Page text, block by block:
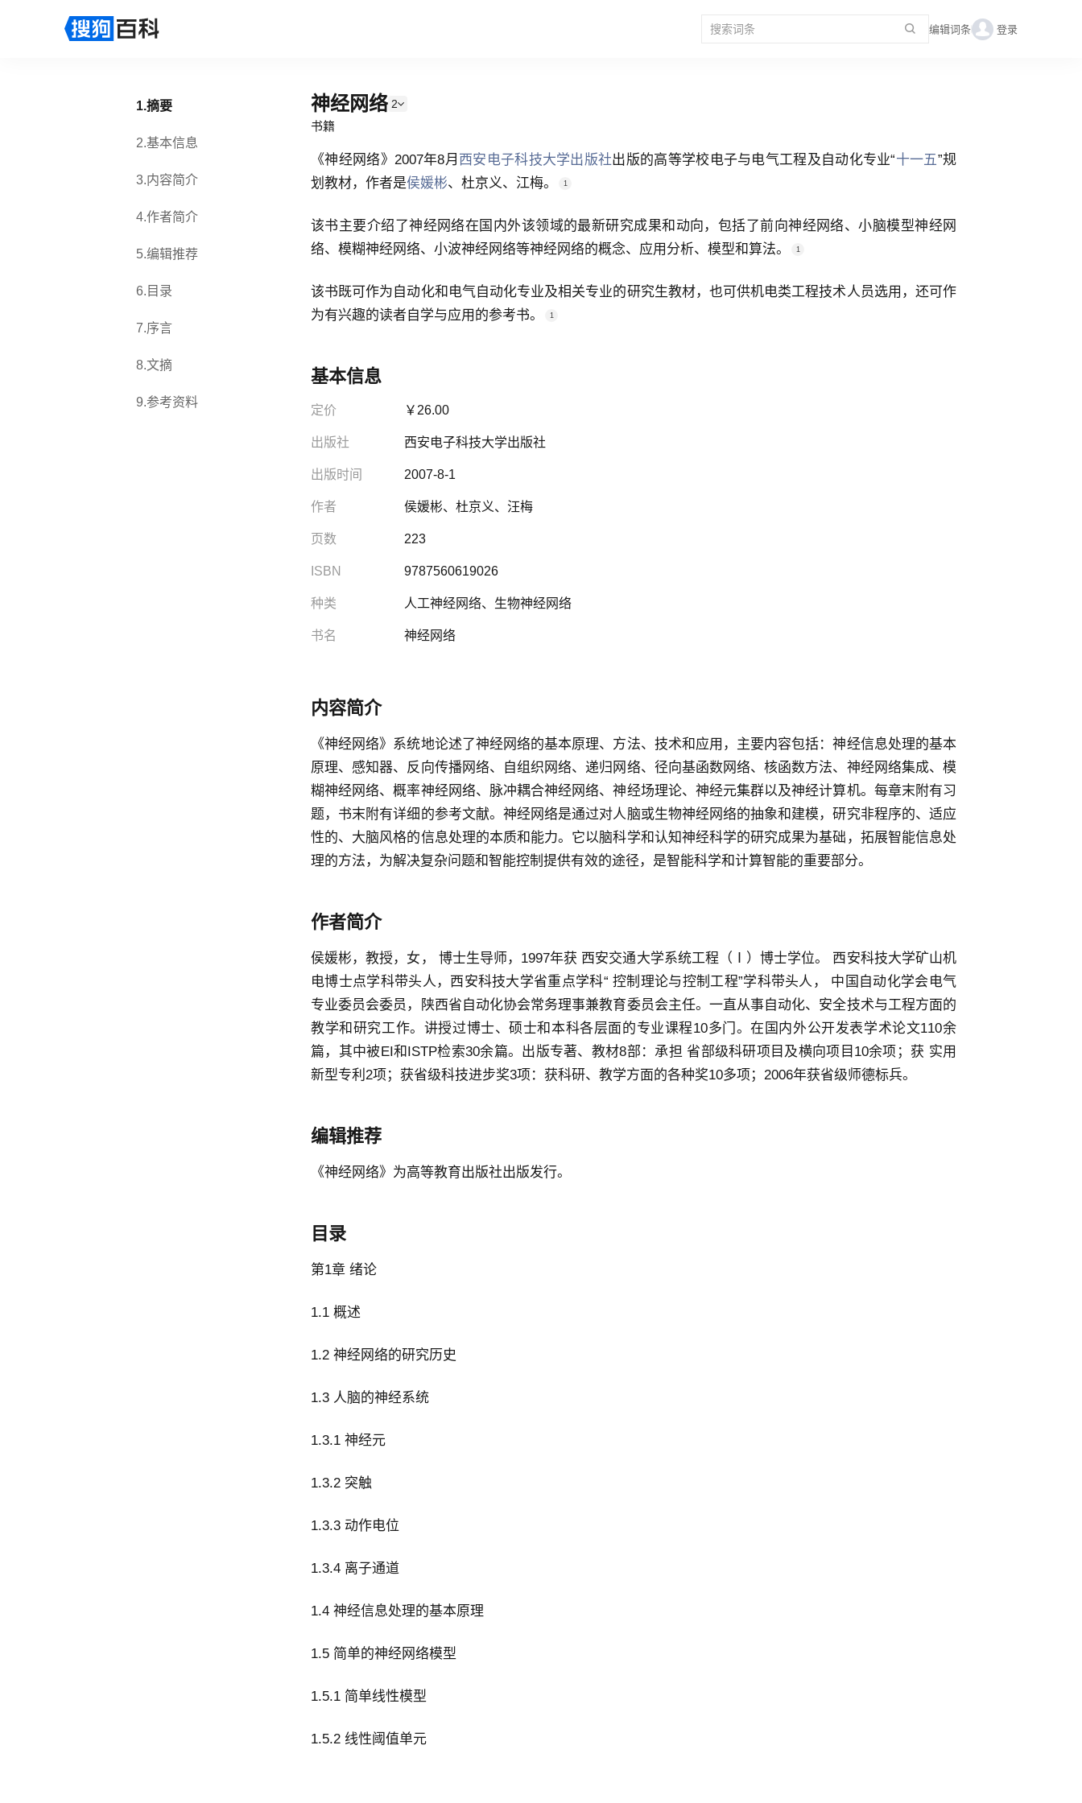
编辑词条 登录
1.摘要
2.基本信息
3.内容简介
4.作者简介
5.编辑推荐
6. 目录
7.序言
8.文摘
9.参考资料
神经网络 2
书籍
《神经网络》2007年8月 西安电子科技大学出版社出版的高等学校电子与电气工程及自动化专业“十一五”规
划教材，作者是侯媛彬、杜京义、江梅。 1
该书主要介绍了神经网络在国内外该领域的最新研究成果和动向，包括了前向神经网络、小脑模型神经网
络、模糊神经网络、小波神经网络等神经网络的概念、应用分析、模型和算法。
1
该书既可作为自动化和电气自动化专业及相关专业的研究生教材，也可供机电类工程技术人员选用，还可作
为有兴趣的读者自学与应用的参考书。
1
基本信息
定价 ￥26.00
出版社 西安电子科技大学出版社
出版时间 2007-8-1
作者 侯媛彬、 杜京义、 汪梅
页数 223
ISBN 9787560619026
种类 人工神经网络、 生物神经网络
书名 神经网络
内容简介
《神经网络》系统地论述了神经网络的基本原理、方法、技术和应用，主要内容包括：神经信息处理的基本
原理、感知器、反向传播网络、自组织网络、递归网络、径向基函数网络、核函数方法、神经网络集成、模
糊神经网络、概率神经网络、脉冲耦合神经网络、神经场理论、神经元集群以及神经计算机。每章末附有习
题，书末附有详细的参考文献。神经网络是通过对人脑或生物神经网络的抽象和建模，研究非程序的、适应
性的、大脑风格的信息处理的本质和能力。它以脑科学和认知神经科学的研究成果为基础，拓展智能信息处
理的方法，为解决复杂问题和智能控制提供有效的途径，是智能科学和计算智能的重要部分。
作者简介
侯媛彬，教授，女， 博士生导师，1997年获 西安交通大学系统工程（Ⅰ）博士学位。 西安科技大学矿山机
电博士点学科带头人，西安科技大学省重点学科“ 控制理论与控制工程”学科带头人， 中国自动化学会电气
专业委员会委员，陕西省自动化协会常务理事兼教育委员会主任。一直从事自动化、安全技术与工程方面的
教学和研究工作。讲授过博士、硕士和本科各层面的专业课程10多门。在国内外公开发表学术论文110余
篇，其中被EI和ISTP检索30余篇。出版专著、教材8部：承担 省部级科研项目及横向项目10余项；获 实用
新型专利2项；获省级科技进步奖3项：获科研、教学方面的各种奖10多项；2006年获省级师德标兵。
编辑推荐
《神经网络》为高等教育出版社出版发行。
目录
第1章 绪论
1.1 概述
1.2 神经网络的研究历史
1.3 人脑的神经系统
1.3.1 神经元
1.3.2 突触
1.3.3 动作电位
1.3.4 离子通道
1.4 神经信息处理的基本原理
1.5 简单的神经网络模型
1.5.1 简单线性模型
1.5.2 线性阈值单元